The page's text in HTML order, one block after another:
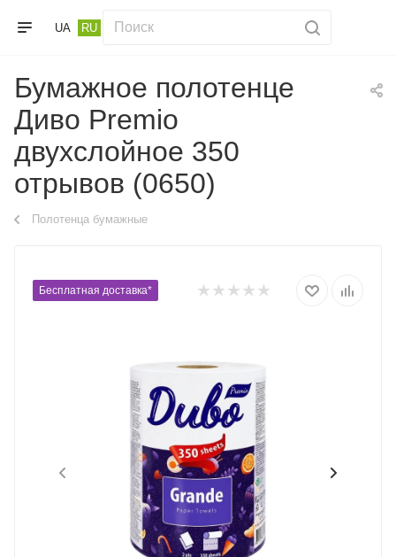
UA RU
Бумажное полотенце
Диво Premio
двухслойное 350
отрывов (0650)
Полотенца бумажные
Бесплатная доставка*